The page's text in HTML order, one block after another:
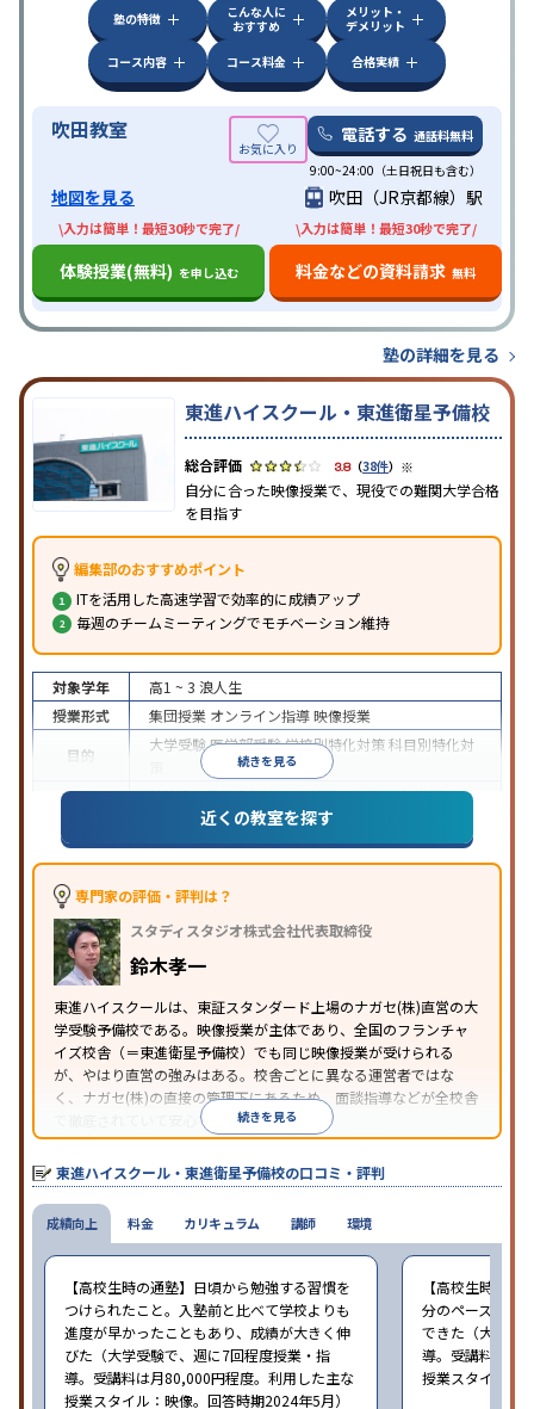
塾の特徴
こんな人に
おすすめ
メリット・
デメリット
コース内容
コース料金 合格実績
吹田教室 電話する 通話料無料
9:00~24:00（土日祝日も含む）
地図を見る 吹田（JR京都線）駅
\入力は簡単！最短30秒で完了/
体験授業(無料) を申し込む
\入力は簡単！最短30秒で完了/
料金などの資料請求 無料
塾の詳細を見る
東進ハイスクール・東進衛星予備校
3.8（38件） ※
自分に合った映像授業で、現役での難関大学合格
を目指す
編集部のおすすめポイント
ITを活用した高速学習で効率的に成績アップ
毎週のチームミーティングでモチベーション維持
続きを見る
対象学年 高1 ~ 3 浪人生
授業形式
集団授業 オンライン指導映像授業
目的
大学受験医学部受験学校別特化対策科目別特化対
特待生・奨学金制度あり授業の振替可能学習に
PC・タブレットを利用1科目から受講可能
習のみの受講可
※2024年6月調査。大学受験塾・予備校のアンケート調査方法を参照
近くの教室を探す
専門家の評価・評判は？
スタディスタジオ株式会社代表取締役
鈴木孝一
東進ハイスクールは、東証スタンダード上場のナガセ(株)直営の大
学受験予備校である。映像授業が主体であり、全国のフランチャ
イズ校舎（＝東進衛星予備校）でも同じ映像授業が受けられる
が、やはり直営の強みはある。校舎ごとに異なる運営者ではな
く、ナガセ(株)の直接の管理下にあるため、面談指導などが全校舎
で徹底されていて安心できる。
東進衛星予備校は、運営会社により指導方針や校舎のルールが異
なる。体験授業では、授業のみで判断するのではなく、担当者や
校舎雰囲気、校舎での合格実績などを確認すると良いだろう。
続きを見る
東進ハイスクール・東進衛星予備校の口コミ・評判
成績向上
【高校生時の通塾】日頃から勉強する習慣を
つけられたこと。入塾前と比べて学校よりも
進度が早かったこともあり、成績が大きく伸
びた（大学受験で、週に7回程度授業・指
導。受講料は月80,000円程度。利用した主な
授業スタイル：映像。回答時期2024年5月）
【高校生時の通
分のペースで進
できた（大学受
導。受講料は月
授業スタイル：
料金 カリキュラム 講師 環境